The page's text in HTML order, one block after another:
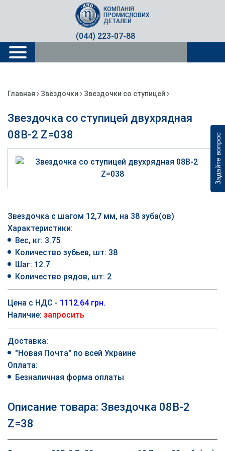
Задайте вопрос
(044) 223-07-88
КОМПАНІЯ
ПРОМИСЛОВИХ
ДЕТАЛЕЙ
Главная › Звёздочки › Звездочки со ступицей ›
Звездочка со ступицей двухрядная
08B-2 Z=038
Звездочка с шагом 12,7 мм, на 38 зуба(ов)
Характеристики:
Вес, кг: 3.75
Количество зубьев, шт: 38
Шаг: 12.7
Количество рядов, шт: 2
Цена с НДС - 1112.64 грн.
Наличие: запросить
Доставка:
"Новая Почта" по всей Украине
Оплата:
Безналичная форма оплаты
Описание товара: Звездочка 08B-2
Z=38